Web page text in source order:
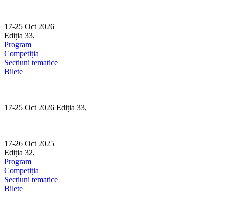
content
17-25 Oct 2026
Ediția 33,
Program
Competiția
Secțiuni tematice
Bilete
17-25 Oct 2026 Ediția 33,
17-26 Oct 2025
Ediția 32,
Program
Competiția
Secțiuni tematice
Bilete